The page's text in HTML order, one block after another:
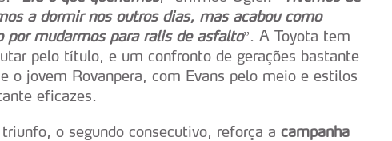
a dormir nos outros dias, mas acabou como
mudarmos para ralis de asfalto”. A Toyota tem
pelo título, e um confronto de gerações bastante
o jovem Rovanpera, com Evans pelo meio e estilos
eficazes.
o segundo consecutivo, reforça a campanha